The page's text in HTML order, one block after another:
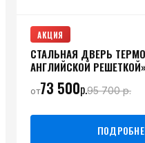
АКЦИЯ
СТАЛЬНАЯ ДВЕРЬ
АНГЛИЙСКОЙ РЕШЕТКОЙ»
от73 500р.95 700р.